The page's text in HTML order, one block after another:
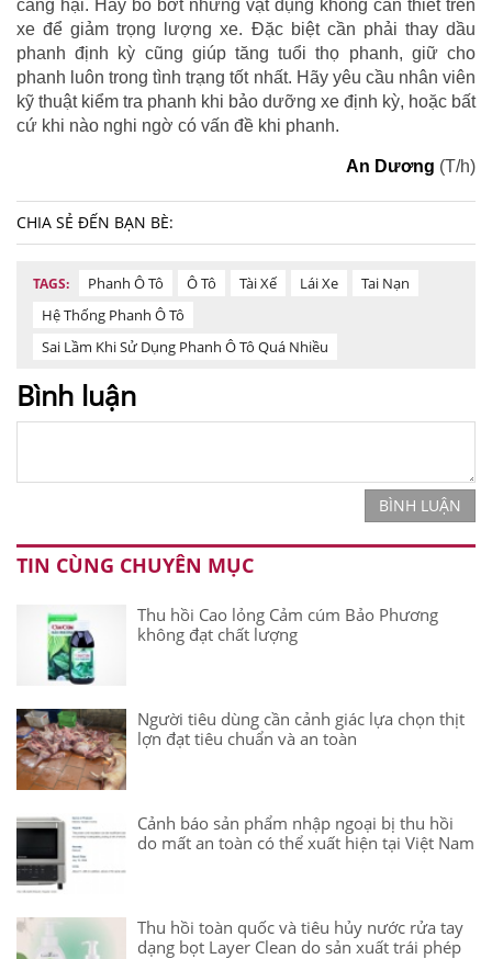
càng hại. Hãy bỏ bớt những vật dụng không cần thiết trên
xe để giảm trọng lượng xe. Đặc biệt cần phải thay dầu
phanh định kỳ cũng giúp tăng tuổi thọ phanh, giữ cho
phanh luôn trong tình trạng tốt nhất. Hãy yêu cầu nhân viên
kỹ thuật kiểm tra phanh khi bảo dưỡng xe định kỳ, hoặc bất
cứ khi nào nghi ngờ có vấn đề khi phanh.
An Dương (T/h)
CHIA SẺ ĐẾN BẠN BÈ:
TAGS: Phanh Ô Tô Ô Tô Tài Xế Lái Xe
Tai Nạn
Hệ Thống Phanh Ô Tô
Sai Lầm Khi Sử Dụng Phanh Ô Tô Quá Nhiều
Bình luận
BÌNH LUẬN
TIN CÙNG CHUYÊN MỤC
Thu hồi Cao lỏng Cảm cúm Bảo Phương
không đạt chất lượng
Người tiêu dùng cần cảnh giác lựa chọn thịt
lợn đạt tiêu chuẩn và an toàn
Cảnh báo sản phẩm nhập ngoại bị thu hồi
do mất an toàn có thể xuất hiện tại Việt Nam
Thu hồi toàn quốc và tiêu hủy nước rửa tay
dạng bọt Layer Clean do sản xuất trái phép